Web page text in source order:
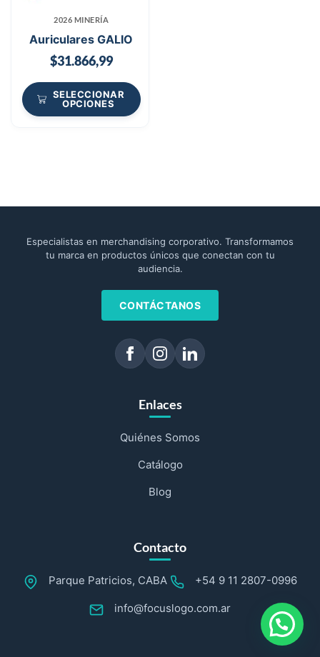
2026 MINERÍA
Auriculares GALIO
$31.866,99
SELECCIONAR
OPCIONES
Especialistas en merchandising corporativo. Transformamos
tu marca en productos únicos que conectan con tu
audiencia.
CONTÁCTANOS
Enlaces
Quiénes Somos
Catálogo
Blog
Contacto
Parque Patricios, CABA +54 9 11 2807-0996
info@focuslogo.com.ar